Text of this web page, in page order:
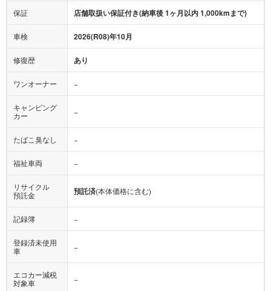
保証 店舗取扱い保証付き(納車後 1ヶ月以内 1,000kmまで)
車検 2026(R08)年10月
修復歴 あり
ワンオーナー −
キャンピング
カー
−
たばこ臭なし −
福祉車両 −
リサイクル
預託金
預託済(本体価格に含む)
記録簿 −
登録済未使用
車
−
エコカー減税
対象車
−